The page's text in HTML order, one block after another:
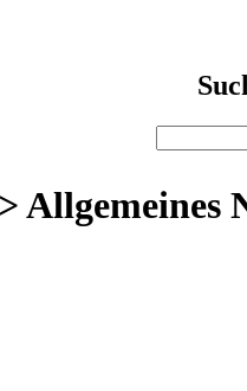
Allgemeines